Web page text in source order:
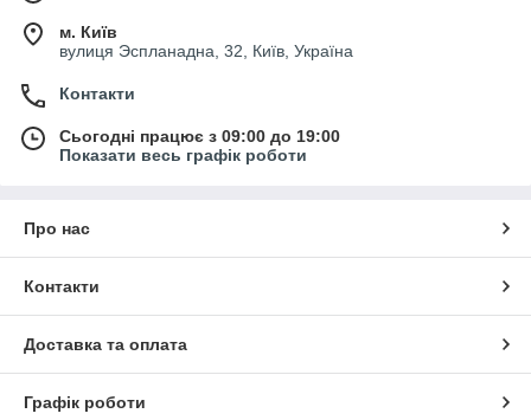
м. Київ
вулиця Эспланадна, 32, Київ, Україна
Контакти
Сьогодні працює з 09:00 до 19:00
Показати весь графік роботи
Про нас
Контакти
Доставка та оплата
Графік роботи